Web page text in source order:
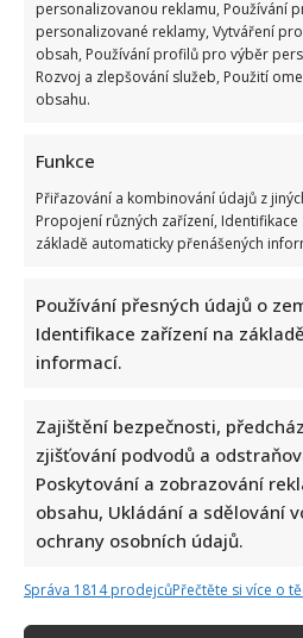
personalizovanou reklamu, Používání
personalizované reklamy, Vytváření
obsah, Používání profilů pro výběr
Rozvoj a zlepšování služeb, Použití
obsahu.
Funkce
Přiřazování a kombinování údajů z
Propojení různých zařízení, Identifikace
základě automaticky přenášených
Používání přesných údajů o
Identifikace zařízení na
informací.
Zajištění bezpečnosti,
zjišťování podvodů a
Poskytování a zobrazování
obsahu, Ukládání a sdělování
ochrany osobních údajů.
Správa 1814 prodejcůPřečtěte si více o